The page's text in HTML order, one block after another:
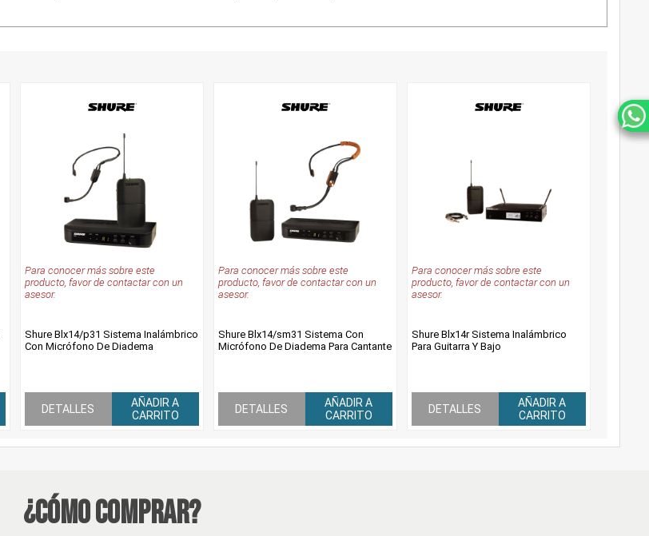
Para conocer más sobre este
producto, favor de contactar con un
asesor.
Shure Blx14/p31 Sistema Inalámbrico
Con Micrófono De Diadema
DETALLES
AÑADIR A
CARRITO
Para conocer más sobre este
producto, favor de contactar con un
asesor.
Shure Blx14/sm31 Sistema Con
Micrófono De Diadema Para Cantante
DETALLES
AÑADIR A
CARRITO
Para conocer más sobre este
producto, favor de contactar con un
asesor.
Shure Blx14r Sistema Inalámbrico
Para Guitarra Y Bajo
DETALLES
AÑADIR A
CARRITO
¿Cómo Comprar?